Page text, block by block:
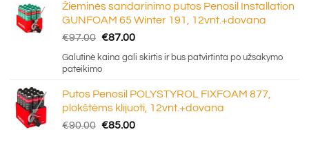
Žieminės sandarinimo putos Penosil Installation
GUNFOAM 65 Winter 191, 12vnt.+dovana
€97.00 Original
price
was:
€87.00Current
price
Galutinė kaina gali skirtis ir bus patvirtinta po užsakymo
pateikimo
Putos Penosil POLYSTYROL FIXFOAM 877,
plokštėms klijuoti, 12vnt.+dovana
€90.00 Original
€85.00Current